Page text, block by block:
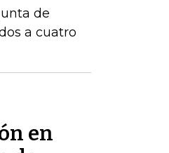
de
a cuatro
en